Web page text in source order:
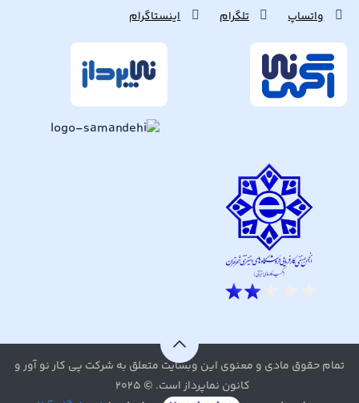
واتساپ تلگرام اینستاگرام
تمام حقوق مادی و معنوی این وبسایت متعلق به شرکت پی کار نو آور و
کانون نماپرداز است. © ۲۰۲۵